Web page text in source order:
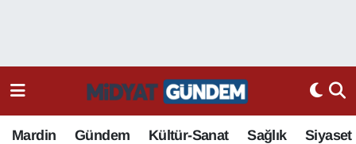
Mardin Gündem Kültür-Sanat Sağlık Siyaset